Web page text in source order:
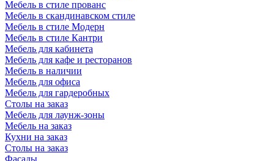
Мебель в стиле прованс
Мебель в скандинавском стиле
Мебель в стиле Модерн
Мебель в стиле Кантри
Мебель для кабинета
Мебель для кафе и ресторанов
Мебель в наличии
Мебель для офиса
Мебель для гардеробных
Столы на заказ
Мебель для лаунж-зоны
Мебель на заказ
Кухни на заказ
Столы на заказ
Фасады